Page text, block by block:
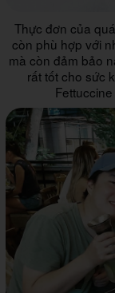
Thực đơn của
còn phù hợp với
mà còn đảm bảo
rất tốt cho sức